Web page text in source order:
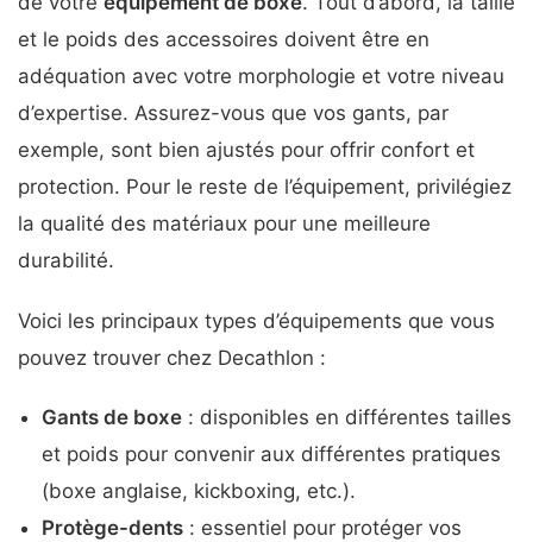
et le poids des accessoires doivent être en
adéquation avec votre morphologie et votre niveau
d’expertise. Assurez-vous que vos gants, par
exemple, sont bien ajustés pour offrir confort et
protection. Pour le reste de l’équipement, privilégiez
la qualité des matériaux pour une meilleure
durabilité.
Voici les principaux types d’équipements que vous
pouvez trouver chez Decathlon :
Gants de boxe : disponibles en différentes tailles
et poids pour convenir aux différentes pratiques
(boxe anglaise, kickboxing, etc.).
Protège-dents : essentiel pour protéger vos